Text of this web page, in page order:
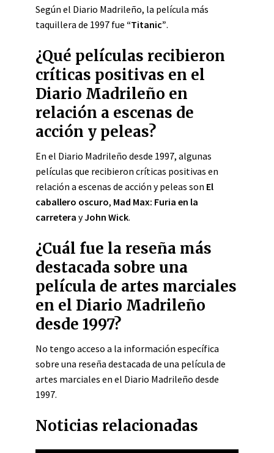
Según el Diario Madrileño, la película más
taquillera de 1997 fue “Titanic”.
¿Qué películas recibieron
críticas positivas en el
Diario Madrileño en
relación a escenas de
acción y peleas?
En el Diario Madrileño desde 1997, algunas
películas que recibieron críticas positivas en
relación a escenas de acción y peleas son El
caballero oscuro, Mad Max: Furia en la
carretera yJohn Wick.
¿Cuál fue la reseña más
destacada sobre una
película de artes marciales
en el Diario Madrileño
desde 1997?
No tengo acceso a la información específica
sobre una reseña destacada de una película de
artes marciales en el Diario Madrileño desde
1997.
Noticias relacionadas